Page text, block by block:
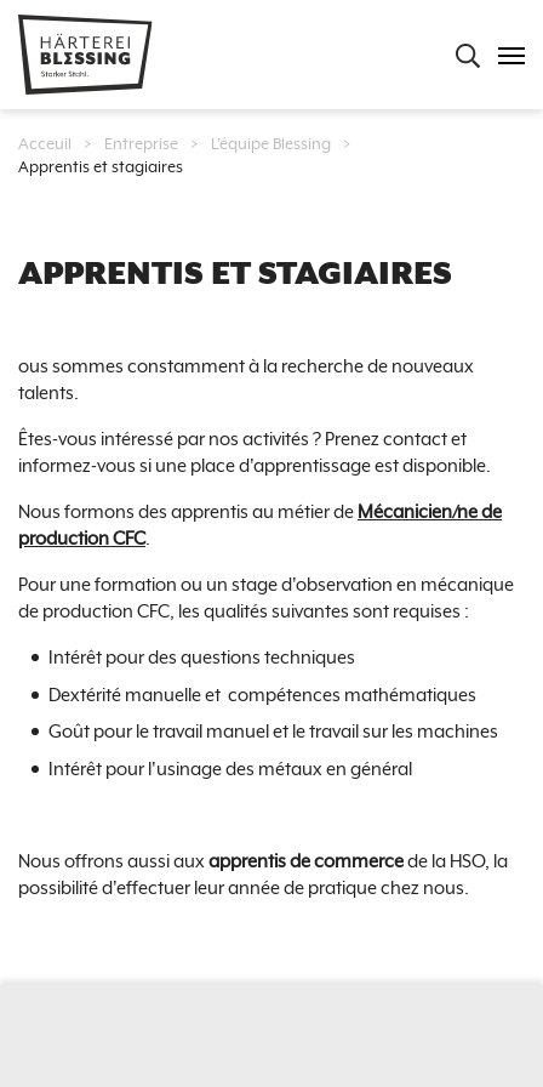
SUR CE SITE WEB
de navigation
Vous êtes ici:
Acceuil > Entreprise > L'équipe Blessing
>
Apprentis et stagiaires
APPRENTIS ET STAGIAIRES
ous sommes constamment à la recherche de nouveaux
talents.
Êtes-vous intéressé par nos activités ? Prenez contact et
informez-vous si une place d'apprentissage est disponible.
Nous formons des apprentis au métier de Mécanicien/ne de
production CFC.
Pour une formation ou un stage d'observation en mécanique
de production CFC, les qualités suivantes sont requises :
Intérêt pour des questions techniques
Dextérité manuelle et compétences mathématiques
Goût pour le travail manuel et le travail sur les machines
Intérêt pour l'usinage des métaux en général
Nous offrons aussi auxapprentis de commercede la HSO, la
possibilité d'effectuer leur année de pratique chez nous.